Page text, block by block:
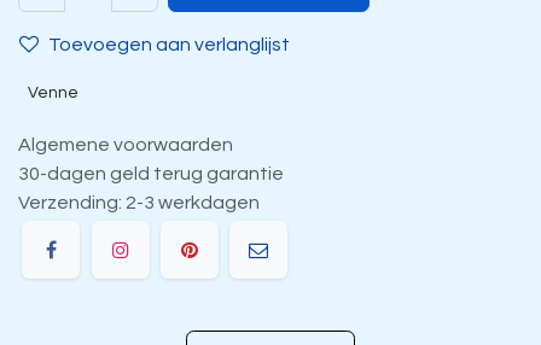
Toevoegen aan verlanglijst
Venne
Algemene voorwaarden
30-dagen geld terug garantie
Verzending: 2-3 werkdagen